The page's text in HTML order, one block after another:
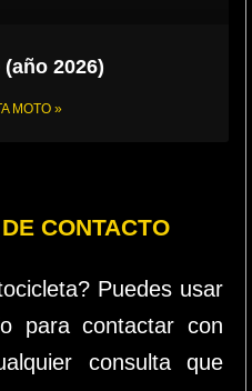
(año 2026)
MOTO »
CONTACTO
Puedes usar
para contactar con
consulta que